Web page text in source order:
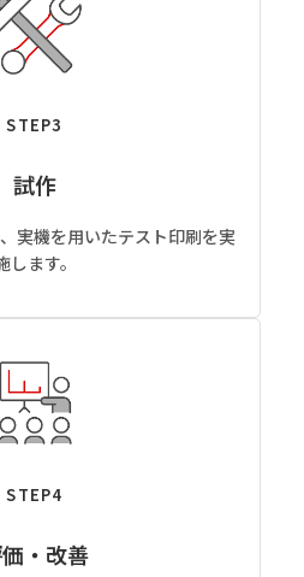
STEP3
試作
実機を用いたテスト印刷を実
します。
STEP4
・改善